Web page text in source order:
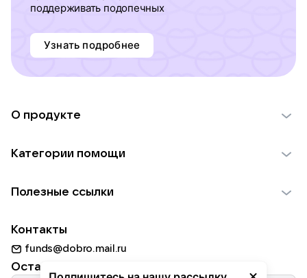
поддерживать подопечных
Узнать подробнее
О продукте
Использование материалов
Для НКО
Партнерам
Категории помощи
Пожилым
Животным
Природе
Полезные ссылки
Добрый день
Контакты
funds@dobro.mail.ru
Оставайтесь с нами